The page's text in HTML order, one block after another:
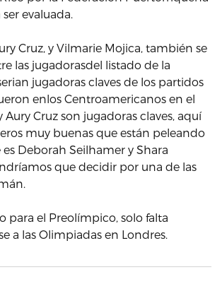
evaluada.
Cruz, y Vilmarie Mojica, también se
las jugadorasdel listado de la
jugadoras claves de los partidos
enlos Centroamericanos en el
Aury Cruz son jugadoras claves, aquí
muy buenas que están peleando
Deborah Seilhamer y Shara
que decidir por una de las
para el Preolímpico, solo falta
a las Olimpiadas en Londres.